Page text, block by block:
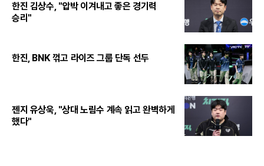
한진 김상수, "압박 이겨내고 좋은 경기력
승리"
한진, BNK 꺾고 라이즈 그룹 단독 선두
젠지 유상욱, "상대 노림수 계속 읽고 완벽하게
했다"